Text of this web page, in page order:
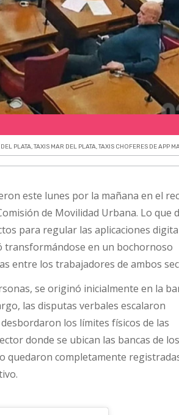
PLATA,TAXIS MAR DEL PLATA,TAXIS CHOFERES DE APP
este lunes por la mañana en el
de Movilidad Urbana. Lo que
para regular las aplicaciones
en un bochornoso
entre los trabajadores de ambos
se originó inicialmente en la
las disputas verbales escalaron
los límites físicos de las
donde se ubican las bancas de los
quedaron completamente